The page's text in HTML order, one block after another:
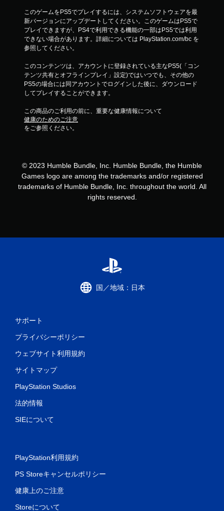
このゲームをPS5でプレイするには、システムソフトウェアを最
新バージョンにアップデートしてください。このゲームはPS5で
プレイできますが、PS4で利用できる機能の一部はPS5では利用
できない場合があります。詳細については PlayStation.com/bc を
参照してください。
このコンテンツは、アカウントに登録されている主なPS5(「コン
テンツ共有とオフラインプレイ」設定)ではいつでも、その他の
PS5の場合には同アカウントでログインした後に、ダウンロード
してプレイすることができます。
この商品のご利用の前に、重要な健康情報について
健康のためのご注意
をご参照ください。
© 2023 Humble Bundle, Inc. Humble Bundle, the Humble
Games logo are among the trademarks and/or registered
trademarks of Humble Bundle, Inc. throughout the world. All
rights reserved.
国／地域：日本
サポート
プライバシーポリシー
ウェブサイト利用規約
サイトマップ
PlayStation Studios
法的情報
SIEについて
PlayStation利用規約
PS Storeキャンセルポリシー
健康上のご注意
Storeについて